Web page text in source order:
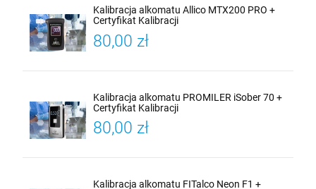
Kalibracja alkomatu Allico MTX200 PRO +
Certyfikat Kalibracji
80,00 zł
Kalibracja alkomatu PROMILER iSober 70 +
Certyfikat Kalibracji
80,00 zł
Kalibracja alkomatu FITalco Neon F1 +